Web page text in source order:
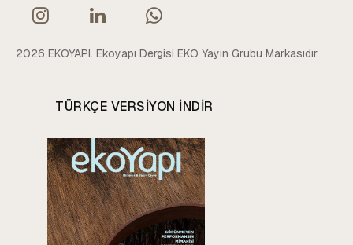
2026 EKOYAPI. Ekoyapı Dergisi EKO Yayın Grubu Markasıdır.
TÜRKÇE VERSIYON INDIR